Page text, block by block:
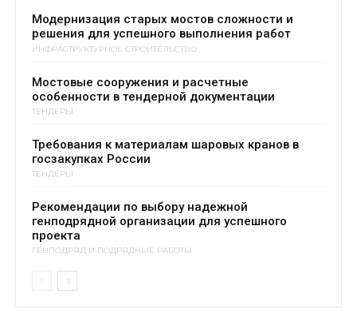
Модернизация старых мостов сложности и
решения для успешного выполнения работ
ИНФРАСТРУКТУРНОЕ СТРОИТЕЛЬСТВО
Мостовые сооружения и расчетные
особенности в тендерной документации
ТЕНДЕРЫ
Требования к материалам шаровых кранов в
госзакупках России
ТЕНДЕРЫ
Рекомендации по выбору надежной
генподрядной организации для успешного
проекта
ГЕНПОДРЯД И ПОДРЯДНЫЕ РАБОТЫ